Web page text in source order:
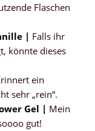
Flaschen
| Falls ihr
könnte dieses
ein
sehr „rein“.
Gel | Mein
gut!